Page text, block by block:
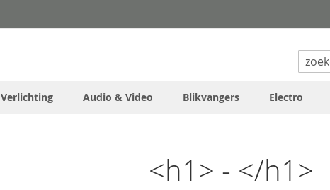
Search
Verlichting Audio & Video Blikvangers Electro
<h1> - </h1>